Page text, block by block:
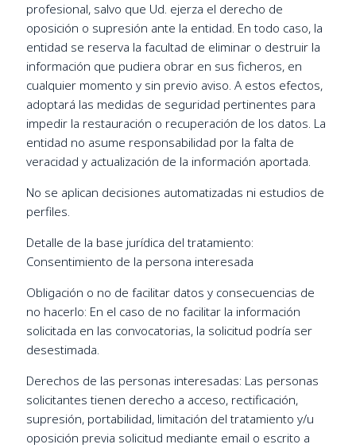
profesional, salvo que Ud. ejerza el derecho de
oposición o supresión ante la entidad. En todo caso, la
entidad se reserva la facultad de eliminar o destruir la
información que pudiera obrar en sus ficheros, en
cualquier momento y sin previo aviso. A estos efectos,
adoptará las medidas de seguridad pertinentes para
impedir la restauración o recuperación de los datos. La
entidad no asume responsabilidad por la falta de
veracidad y actualización de la información aportada.
No se aplican decisiones automatizadas ni estudios de
perfiles.
Detalle de la base jurídica del tratamiento:
Consentimiento de la persona interesada
Obligación o no de facilitar datos y consecuencias de
no hacerlo: En el caso de no facilitar la información
solicitada en las convocatorias, la solicitud podría ser
desestimada.
Derechos de las personas interesadas: Las personas
solicitantes tienen derecho a acceso, rectificación,
supresión, portabilidad, limitación del tratamiento y/u
oposición previa solicitud mediante email o escrito a